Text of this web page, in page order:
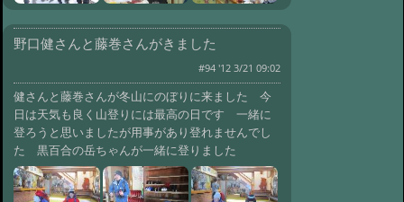
野口健さんと藤巻さんがきました
#94 '12 3/21 09:02
健さんと藤巻さんが冬山にのぼりに来ました 今
日は天気も良く山登りには最高の日です 一緒に
登ろうと思いましたが用事があり登れませんでし
た 黒百合の岳ちゃんが一緒に登りました
た。
@ '16 6/23 02:29
#133:
野口健さん久しぶりにきまし
@ '16 6/11 00:36
#132:あけましておめでとうござい
ます
@ '15 12/31 22:50
#131:御射鹿池の紅葉
#130:山の紅葉が始まりました
@ '15 10/10 05:19
#129:信州サぁイコ